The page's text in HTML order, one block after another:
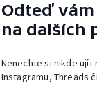
Odteď
na dalších
Nenechte si nikde ujít
Instagramu, Threads